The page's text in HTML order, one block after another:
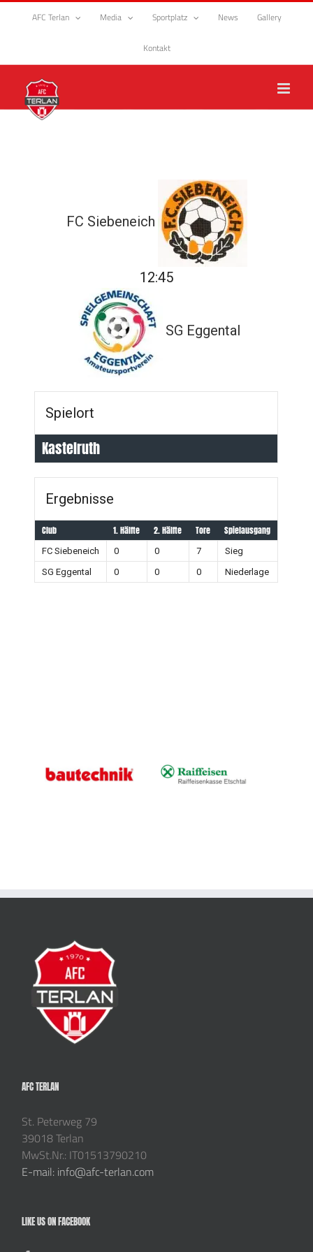
Zum
AFC Terlan Media Sportplatz News Gallery
Kontakt
FC Siebeneich
12:45
SG Eggental
Spielort
Kastelruth
Ergebnisse
Club 1. Hälfte 2. Hälfte Tore Spielausgang
FC Siebeneich 0 0 7
Sieg
SG Eggental
0 0 0 Niederlage
AFC TERLAN
St. Peterweg 79
39018 Terlan
MwSt.Nr.: IT01513790210
E-mail: info@afc-terlan.com
LIKE US ON FACEBOOK